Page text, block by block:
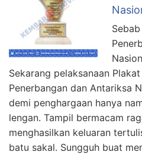
Sekarang pelaksanaan
Penerbangan dan Antariksa
demi penghargaan hanya
lengan. Tampil bermacam
menghasilkan keluaran
batu sakal. Sungguh buat